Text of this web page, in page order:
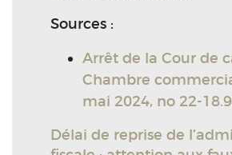
Sources :
Arrêt de la Cour de
Chambre
mai 2024, no 22-
Délai de reprise de